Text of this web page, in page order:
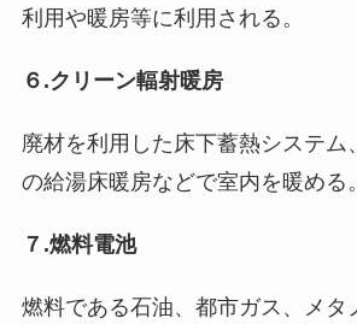
利用や暖房等に利用される。
６.クリーン輻射暖房
廃材を利用した床下蓄熱システム
の給湯床暖房などで室内を暖める。
７.燃料電池
燃料である石油、都市ガス、メタ